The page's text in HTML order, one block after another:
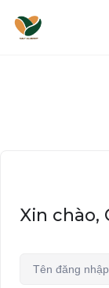
Xin chào,